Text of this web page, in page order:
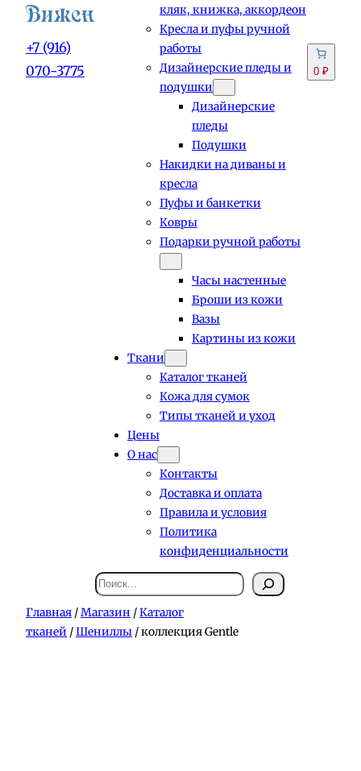
+7 (916)
070-3775
кляк, книжка, аккордеон
Кресла и пуфы ручной
работы
Дизайнерские пледы и
подушки
Дизайнерские
пледы
Подушки
Накидки на диваны и
кресла
Пуфы и банкетки
Ковры
Подарки ручной работы
Часы настенные
Броши из кожи
Вазы
Картины из кожи
Ткани
Каталог тканей
Кожа для сумок
Типы тканей и уход
Цены
О нас
Контакты
Доставка и оплата
Правила и условия
Политика
конфиденциальности
Поиск
0 ₽
Главная /Магазин /Каталог
тканей /Шениллы / коллекция Gentle